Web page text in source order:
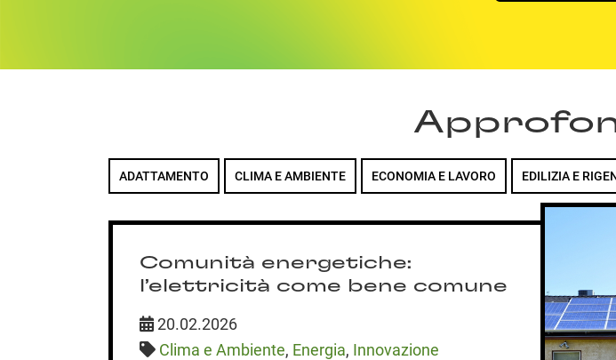
ADATTAMENTO CLIMA E AMBIENTE ECONOMIA E LAVORO EDILIZIA E
Comunità energetiche:
l’elettricità come bene comune
20.02.2026
Clima e Ambiente, Energia, Innovazione